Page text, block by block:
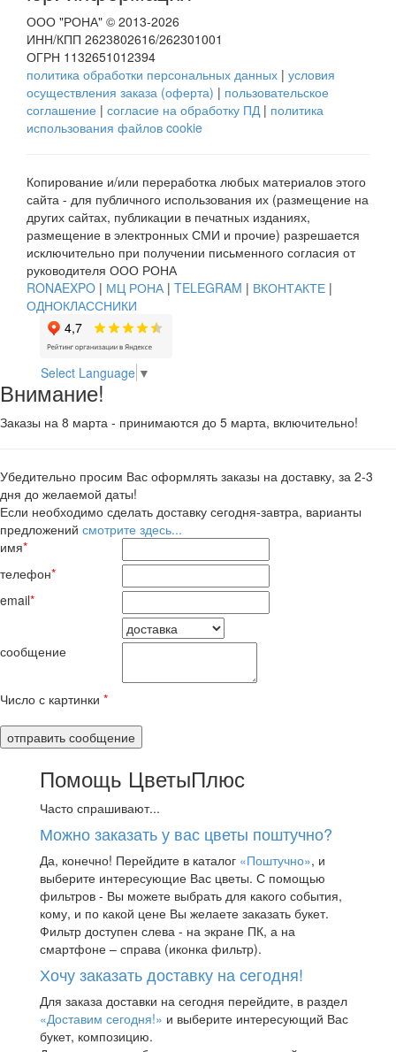
ООО "РОНА" © 2013-2026
ИНН/КПП 2623802616/262301001
ОГРН 1132651012394
политика обработки персональных данных | условия
осуществления заказа (оферта) | пользовательское
соглашение | согласие на обработку ПД | политика
использования файлов cookie
Копирование и/или переработка любых материалов этого
сайта - для публичного использования их (размещение на
других сайтах, публикации в печатных изданиях,
размещение в электронных СМИ и прочие) разрешается
исключительно при получении письменного согласия от
руководителя ООО РОНА
RONAEXPO | МЦ РОНА | TELEGRAM | ВКОНТАКТЕ |
ОДНОКЛАССНИКИ
Select Language ▼
Внимание!
Заказы на 8 марта - принимаются до 5 марта, включительно!
Убедительно просим Вас оформлять заказы на доставку, за 2-3
дня до желаемой даты!
Если необходимо сделать доставку сегодня-завтра, варианты
предложений смотрите здесь...
имя*
телефон*
email*
сообщение
Число с картинки *
Помощь ЦветыПлюс
Часто спрашивают...
Можно заказать у вас цветы поштучно?
Да, конечно! Перейдите в каталог «Поштучно», и
выберите интересующие Вас цветы. С помощью
фильтров - Вы можете выбрать для какого события,
кому, и по какой цене Вы желаете заказать букет.
Фильтр доступен слева - на экране ПК, а на
смартфоне – справа (иконка фильтр).
Хочу заказать доставку на сегодня!
Для заказа доставки на сегодня перейдите, в раздел
«Доставим сегодня!» и выберите интересующий Вас
букет, композицию.